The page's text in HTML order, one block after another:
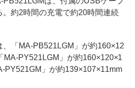
。約2時間の充電で約20時間連続
「MA-PB521LGM」が約160×12
MA-PY521LGM」が約160×120×1
PY521GM」が約139×107×11mm